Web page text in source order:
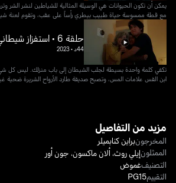
يمكن أن تكون الحيوانات هي الوسيلة المثالية للشياطين لنشر الشر
مع قطة ممسوسة حياة طبيب بيطري رأساً على عقب، وتقوم لعنة
حلقة 6 • استفزاز شيطاني
44د •
2023
تكفي كلمة واحدة بسيطة لجلب الشيطان إلى باب منزلك. ليس كل
ابن القس علامات المس، وتصبح صديقة طارد الأرواح الشريرة
مزيد من التفاصيل
المخرجونبراين كنابميلر
الممثلونإيلي روث، ألان ماكسون، جون أور
التصنيفغموض
التقييمPG15